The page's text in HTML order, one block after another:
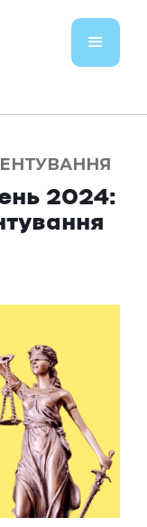
2024: